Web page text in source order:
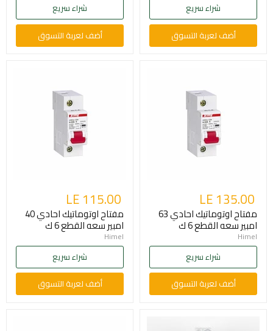
شراء سريع
أضف لعربة التسوق
شراء سريع
أضف لعربة التسوق
LE 135.00
مفتاح اوتوماتيك احادي 63
امبير سعه القطع 6 ك
Himel
شراء سريع
أضف لعربة التسوق
LE 115.00
مفتاح اوتوماتيك احادي 40
امبير سعه القطع 6 ك
Himel
شراء سريع
أضف لعربة التسوق